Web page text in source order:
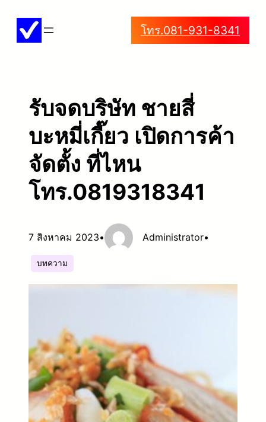
โทร.081-931-8341
รับจดบริษัท ชายสี่
บะหมี่เกี๊ยว เปิดการค้า
จัดตั้ง ที่ไหน
โทร.0819318341
7 สิงหาคม 2023• Administrator•
บทความ